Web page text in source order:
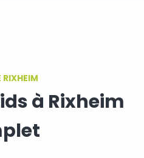
RIXHEIM
à Rixheim